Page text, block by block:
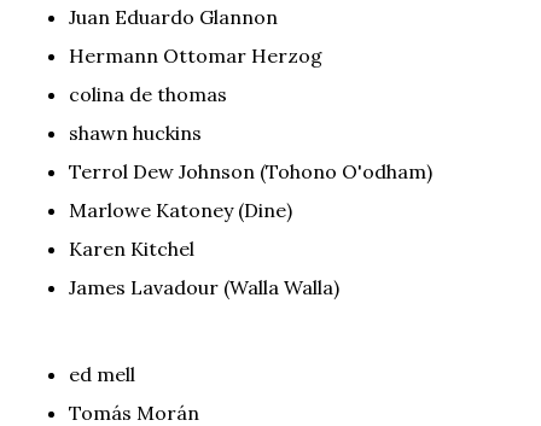
Juan Eduardo Glannon
Hermann Ottomar Herzog
colina de thomas
shawn huckins
Terrol Dew Johnson (Tohono O'odham)
Marlowe Katoney (Dine)
Karen Kitchel
James Lavadour (Walla Walla)
ed mell
Tomás Morán